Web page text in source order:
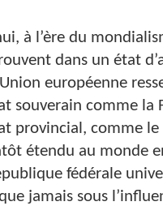
à l’ère du
dans un état
européenne
souverain comme la
provincial, comme
étendu au monde
fédérale
jamais sous